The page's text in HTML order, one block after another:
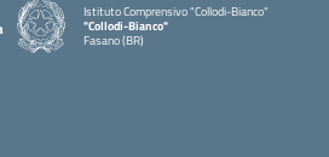
Istituto Comprensivo "Collodi-Bianco"
"Collodi-Bianco"
Fasano (BR)